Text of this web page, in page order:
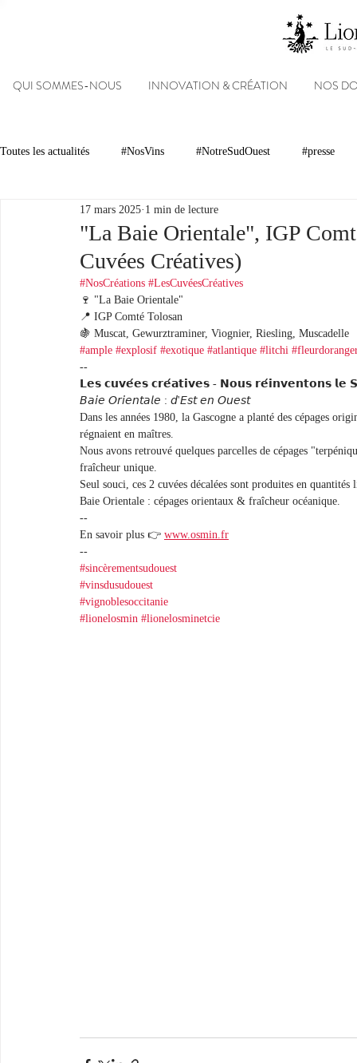
QUI SOMMES-NOUS INNOVATION & CRÉATION NOS
Toutes les actualités #NosVins #NotreSudOuest #presse
Chambre d’Amour Vins Armagnacs
Dégustations Evénements Réseaux sociaux
"La Baie Orientale", IGP
Cuvées Créatives)
17 mars 2025 1 min de lecture
#NosCréations #LesCuvéesCréatives
🍷 "La Baie Orientale"
📍 IGP Comté Tolosan
🍇 Muscat, Gewurztraminer, Viognier, Riesling, Muscadelle
#ample #explosif #exotique #atlantique #litchi
--
𝗟𝗲𝘀 𝗰𝘂𝘃𝗲́𝗲𝘀 𝗰𝗿𝗲́𝗮𝘁𝗶𝘃𝗲𝘀 - 𝗡𝗼𝘂𝘀 𝗿𝗲́𝗶𝗻𝘃𝗲𝗻𝘁𝗼𝗻𝘀 𝗹𝗲
𝘉𝘢𝘪𝘦 𝘖𝘳𝘪𝘦𝘯𝘵𝘢𝘭𝘦 : 𝘥'𝘌𝘴𝘵 𝘦𝘯 𝘖𝘶𝘦𝘴𝘵
Dans les années 1980, la Gascogne a planté des cépages
régnaient en maîtres.
Nous avons retrouvé quelques parcelles de cépages
fraîcheur unique.
Seul souci, ces 2 cuvées décalées sont produites en quantités
Baie Orientale : cépages orientaux & fraîcheur océanique.
--
En savoir plus 👉 www.osmin.fr
--
#sincèrementsudouest
#vinsdusudouest
#vignoblesoccitanie
#lionelosmin #lionelosminetcie